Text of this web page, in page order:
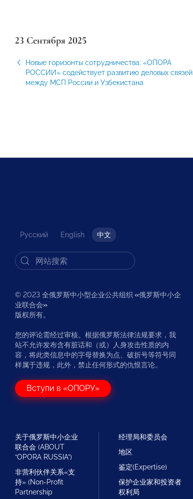
23 Сентября 2025
Новые горизонты сотрудничества: «ОПОРА
РОССИИ» содействует развитию деловых связей
между МСП России и Узбекистана
Русский English 中文
© 2023 全俄罗斯中小型企业公共组织 «俄罗斯中小企
业联合会»
版权所有。
您的评论需经过审核。根据俄罗斯法律法规要求，我
站不允许发布含有脏话和（或）人身攻击性质的内
容，将此类信息中的字母替换为点、破折号等符号同
样属于违规，此外，禁止任何形式的仇恨言论。
Вступи в «ОПОРУ»
关于俄罗斯中小企业
联合会 (ABOUT
“OPORA RUSSIA”)
非营利伙伴关系«支
持» (Non-Profit
Partnership
经理局和委员会
地区
鉴定(Expertise)
保护企业家和投资者
权利局